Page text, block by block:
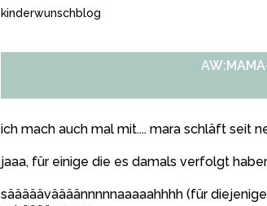
kinderwunschblog
ich mach auch mal mit.... mara schläft seit
jaaa, für einige die es damals verfolgt
säääääväääännnnnaaaaahhhh (für